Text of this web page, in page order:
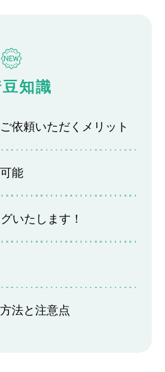
知識
依頼いただくメリット
能
いたします！
法と注意点